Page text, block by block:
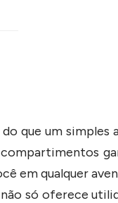
que um simples
em qualquer
só oferece